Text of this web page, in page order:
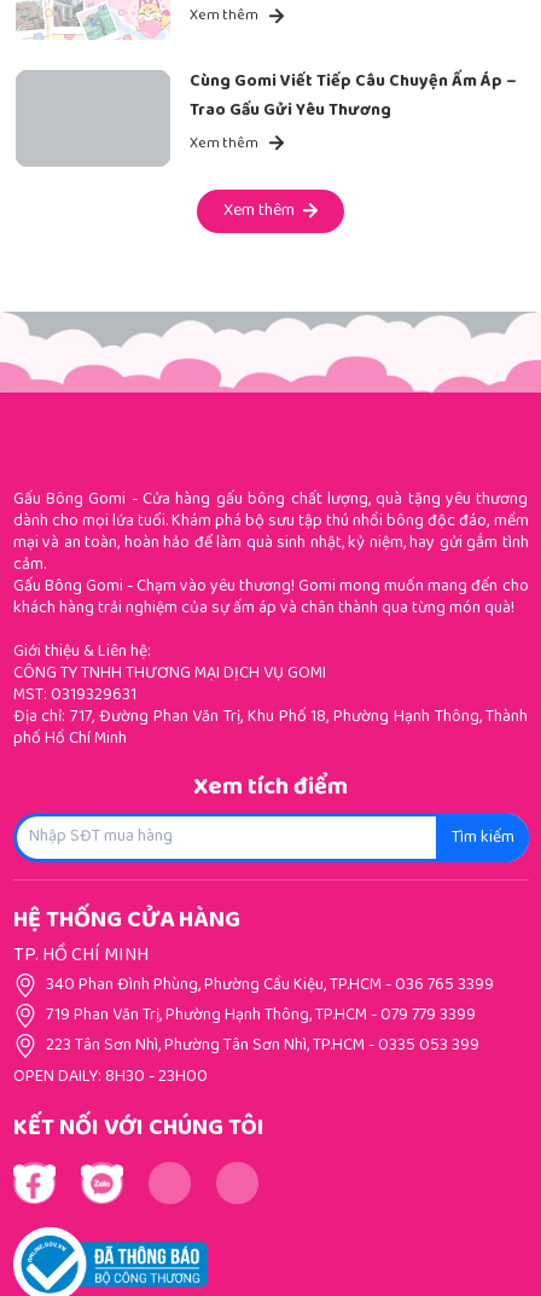
Xem thêm
Cùng Gomi Viết Tiếp Câu Chuyện Ấm Áp –
Trao Gấu Gửi Yêu Thương
Xem thêm
Xem thêm
Gấu Bông Gomi - Cửa hàng gấu bông chất lượng, quà tặng yêu thương
dành cho mọi lứa tuổi. Khám phá bộ sưu tập thú nhồi bông độc đáo, mềm
mại và an toàn, hoàn hảo để làm quà sinh nhật, kỷ niệm, hay gửi gắm tình
cảm.
Gấu Bông Gomi - Chạm vào yêu thương! Gomi mong muốn mang đến cho
khách hàng trải nghiệm của sự ấm áp và chân thành qua từng món quà!
Giới thiệu & Liên hệ:
CÔNG TY TNHH THƯƠNG MẠI DỊCH VỤ GOMI
Địa chỉ: 717, Đường Phan Văn Trị, Khu Phố 18, Phường Hạnh Thông, Thành
phố Hồ Chí Minh
Xem tích điểm
HỆ THỐNG CỬA HÀNG
TP. HỒ CHÍ MINH
340 Phan Đình Phùng, Phường Cầu Kiệu, TP.HCM
223 Tân Sơn Nhì, Phường Tân Sơn Nhì, TP.HCM
OPEN DAILY: 8H30 - 23H00
KẾT NỐI VỚI CHÚNG TÔI